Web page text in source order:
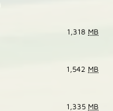
1,318 MB
1,542 MB
1,335 MB